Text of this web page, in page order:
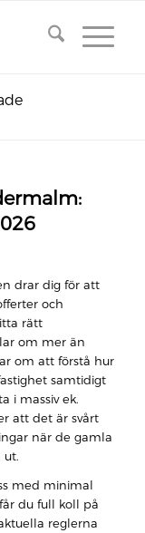
drar dig för att
och
rätt
om mer än
om att förstå hur
samtidigt
i massiv ek.
att det är svårt
när de gamla
ut.
med minimal
du full koll på
reglerna